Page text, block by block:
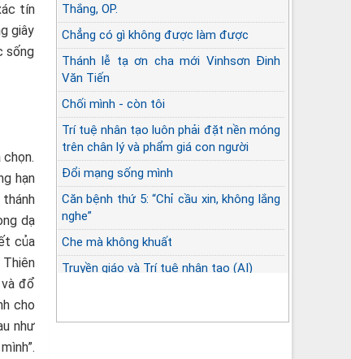
tín
giây
sống
hạn
dạ
của
đổ
cho
như
Thắng, OP.
Chẳng có gì không được làm được
Thánh lễ tạ ơn cha mới Vinhsơn Đinh
Văn Tiến
Chối mình - còn tôi
Trí tuệ nhân tạo luôn phải đặt nền móng
trên chân lý và phẩm giá con người
Đổi mạng sống mình
Căn bệnh thứ 5: “Chỉ cầu xin, không lắng
nghe”
Che mà không khuất
Truyền giáo và Trí tuệ nhân tạo (AI)